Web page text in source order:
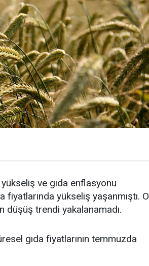
ve gıda enflasyonu
yükseliş yaşanmıştı. O
düşüş trendi yakalanamadı.
gıda fiyatlarının temmuzda